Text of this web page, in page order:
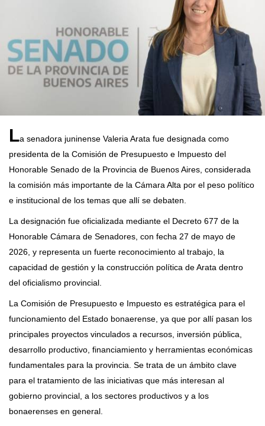
La senadora juninense Valeria Arata fue designada como
presidenta de la Comisión de Presupuesto e Impuesto del
Honorable Senado de la Provincia de Buenos Aires, considerada
la comisión más importante de la Cámara Alta por el peso político
e institucional de los temas que allí se debaten.
La designación fue oficializada mediante el Decreto 677 de la
Honorable Cámara de Senadores, con fecha 27 de mayo de
2026, y representa un fuerte reconocimiento al trabajo, la
capacidad de gestión y la construcción política de Arata dentro
del oficialismo provincial.
La Comisión de Presupuesto e Impuesto es estratégica para el
funcionamiento del Estado bonaerense, ya que por allí pasan los
principales proyectos vinculados a recursos, inversión pública,
desarrollo productivo, financiamiento y herramientas económicas
fundamentales para la provincia. Se trata de un ámbito clave
para el tratamiento de las iniciativas que más interesan al
gobierno provincial, a los sectores productivos y a los
bonaerenses en general.